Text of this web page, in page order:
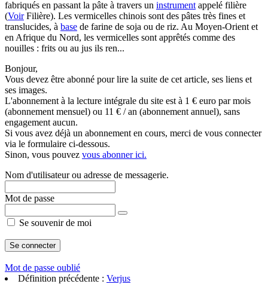
fabriqués en passant la pâte à travers un instrument appelé filière
(VoirFilière). Les vermicelles chinois sont des pâtes très fines et
translucides, à base de farine de soja ou de riz. Au Moyen-Orient et
en Afrique du Nord, les vermicelles sont apprêtés comme des
nouilles : frits ou au jus ils ren...
Bonjour,
Vous devez être abonné pour lire la suite de cet article, ses liens et
ses images.
L'abonnement à la lecture intégrale du site est à 1 € euro par mois
(abonnement mensuel) ou 11 € / an (abonnement annuel), sans
engagement aucun.
Si vous avez déjà un abonnement en cours, merci de vous connecter
via le formulaire ci-dessous.
Sinon, vous pouvez vous abonner ici.
Nom d'utilisateur ou adresse de messagerie.
Mot de passe
Se souvenir de moi
Mot de passe oublié
Définition précédente : Verjus